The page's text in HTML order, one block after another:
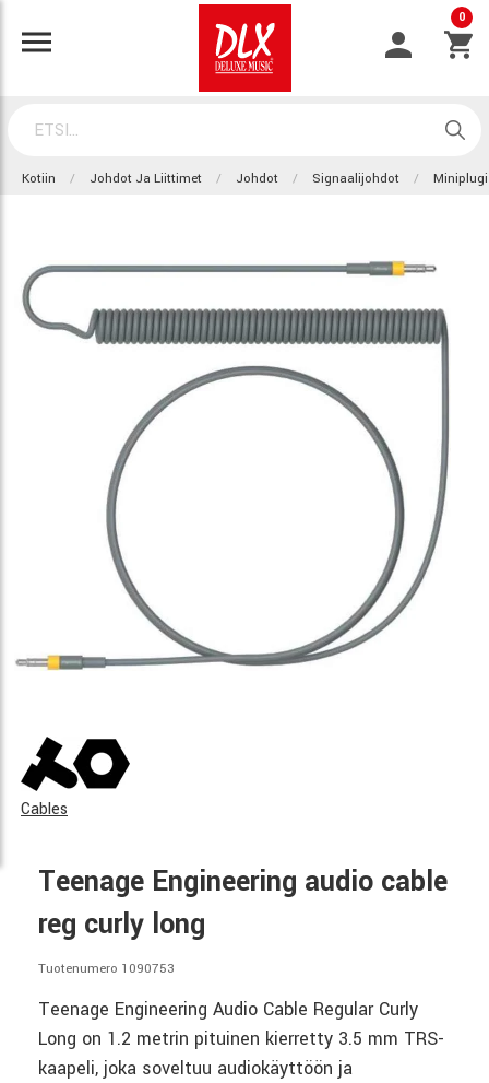
0
Kotiin Johdot Ja Liittimet Johdot Signaalijohdot Miniplugi
Cables
Teenage Engineering audio cable
reg curly long
Tuotenumero 1090753
Teenage Engineering Audio Cable Regular Curly
Long on 1.2 metrin pituinen kierretty 3.5 mm TRS-
kaapeli, joka soveltuu audiokäyttöön ja